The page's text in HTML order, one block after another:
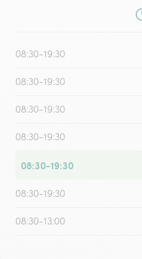
08:30-19:30
08:30-19:30
08:30-19:30
08:30-19:30
08:30-19:30
08:30-19:30
08:30-13:00